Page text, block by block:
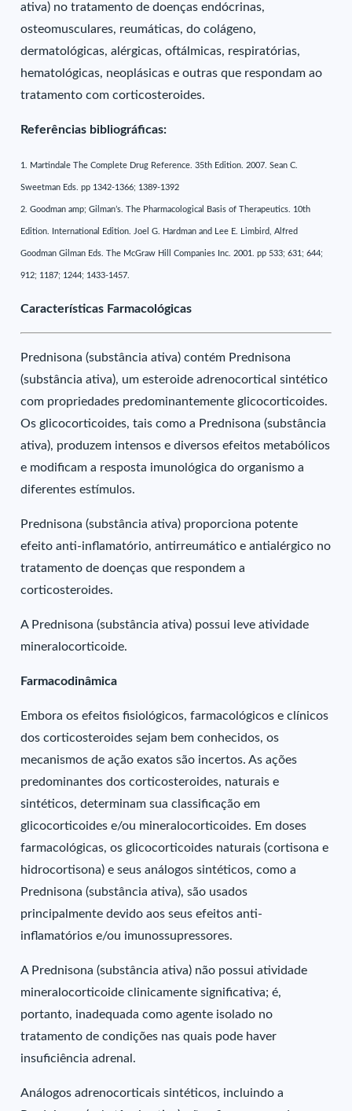
ativa) no tratamento de doenças endócrinas,
osteomusculares, reumáticas, do colágeno,
dermatológicas, alérgicas, oftálmicas, respiratórias,
hematológicas, neoplásicas e outras que respondam ao
tratamento com corticosteroides.
Referências bibliográficas:
1. Martindale The Complete Drug Reference. 35th Edition. 2007. Sean C.
Sweetman Eds. pp 1342-1366; 1389-1392
2. Goodman amp; Gilman’s. The Pharmacological Basis of Therapeutics. 10th
Edition. International Edition. Joel G. Hardman and Lee E. Limbird, Alfred
Goodman Gilman Eds. The McGraw Hill Companies Inc. 2001. pp 533; 631; 644;
912; 1187; 1244; 1433-1457.
Características Farmacológicas
Prednisona (substância ativa) contém Prednisona
(substância ativa), um esteroide adrenocortical sintético
com propriedades predominantemente glicocorticoides.
Os glicocorticoides, tais como a Prednisona (substância
ativa), produzem intensos e diversos efeitos metabólicos
e modificam a resposta imunológica do organismo a
diferentes estímulos.
Prednisona (substância ativa) proporciona potente
efeito anti-inflamatório, antirreumático e antialérgico no
tratamento de doenças que respondem a
corticosteroides.
A Prednisona (substância ativa) possui leve atividade
mineralocorticoide.
Farmacodinâmica
Embora os efeitos fisiológicos, farmacológicos e clínicos
dos corticosteroides sejam bem conhecidos, os
mecanismos de ação exatos são incertos. As ações
predominantes dos corticosteroides, naturais e
sintéticos, determinam sua classificação em
glicocorticoides e/ou mineralocorticoides. Em doses
farmacológicas, os glicocorticoides naturais (cortisona e
hidrocortisona) e seus análogos sintéticos, como a
Prednisona (substância ativa), são usados
principalmente devido aos seus efeitos anti-
inflamatórios e/ou imunossupressores.
A Prednisona (substância ativa) não possui atividade
mineralocorticoide clinicamente significativa; é,
portanto, inadequada como agente isolado no
tratamento de condições nas quais pode haver
insuficiência adrenal.
Análogos adrenocorticais sintéticos, incluindo a